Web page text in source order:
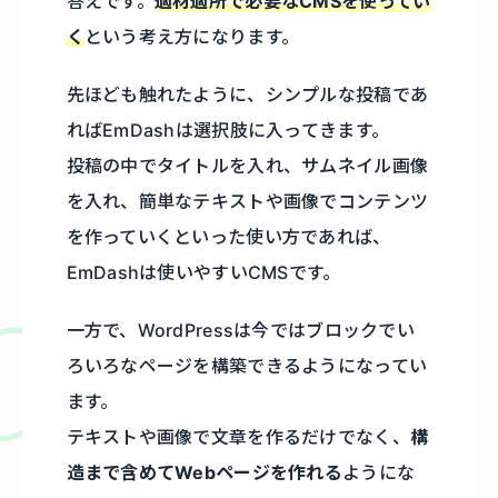
くという考え方になります。
先ほども触れたように、シンプルな投稿であ
ればEmDashは選択肢に入ってきます。
投稿の中でタイトルを入れ、サムネイル画像
を入れ、簡単なテキストや画像でコンテンツ
を作っていくといった使い方であれば、
EmDashは使いやすいCMSです。
一方で、WordPressは今ではブロックでい
ろいろなページを構築できるようになってい
ます。
テキストや画像で文章を作るだけでなく、 構
造まで含めてWebページを作れる ようにな